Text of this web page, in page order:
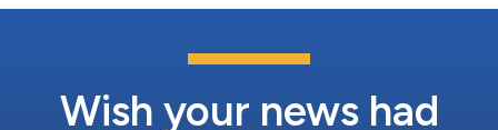
Wish your news had